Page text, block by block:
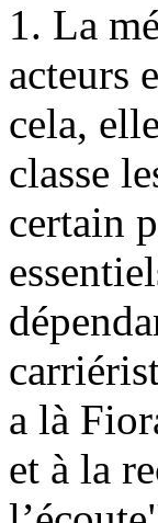
1. La
acteurs
cela,
classe
certain
a là
et à la